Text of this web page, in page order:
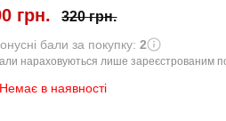
грн. 320 грн.
бали за покупку:2
нараховуються лише зареєстрованим
Немає в наявності